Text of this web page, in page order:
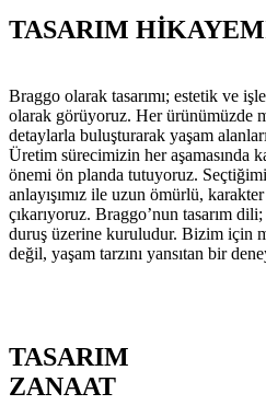
TASARIM
Braggo olarak tasarımı; estetik ve
olarak görüyoruz. Her ürünümüzde
detaylarla buluşturarak yaşam
Üretim sürecimizin her aşamasında
önemi ön planda tutuyoruz.
anlayışımız ile uzun ömürlü,
çıkarıyoruz. Braggo’nun tasarım
duruş üzerine kuruludur. Bizim için
değil, yaşam tarzını yansıtan bir
TASARIM
ZANAAT